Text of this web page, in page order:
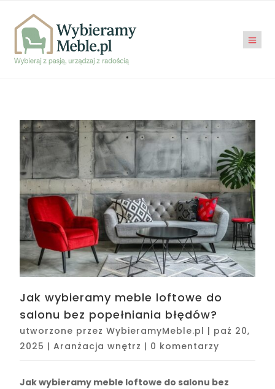
Jak wybieramy meble loftowe do
salonu bez popełniania błędów?
utworzone przezWybieramyMeble.pl | paź 20,
2025 |Aranżacja wnętrz | 0 komentarzy
Jak wybieramy meble loftowe do salonu bez